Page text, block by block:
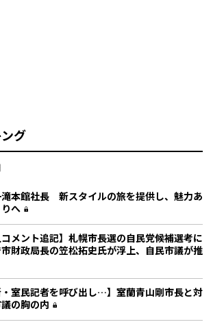
グ
本館社長 新スタイルの旅を提供し、魅力あ
へ
コメント追記】札幌市長選の自民党候補選考に
財政局長の笠松拓史氏が浮上、自民市議が推
・室民記者を呼び出し…】室蘭青山剛市長と対
の胸の内